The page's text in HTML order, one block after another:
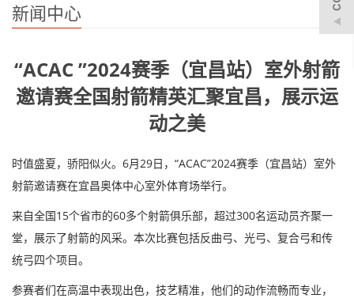
新闻中心
“ACAC ”2024赛季（宜昌站）室外射箭
邀请赛全国射箭精英汇聚宜昌，展示运
动之美
时值盛夏，骄阳似火。6月29日，“ACAC”2024赛季（宜昌站）室外
射箭邀请赛在宜昌奥体中心室外体育场举行。
来自全国15个省市的60多个射箭俱乐部，超过300名运动员齐聚一
堂，展示了射箭的风采。本次比赛包括反曲弓、光弓、复合弓和传
统弓四个项目。
参赛者们在高温中表现出色，技艺精准，他们的动作流畅而专业，